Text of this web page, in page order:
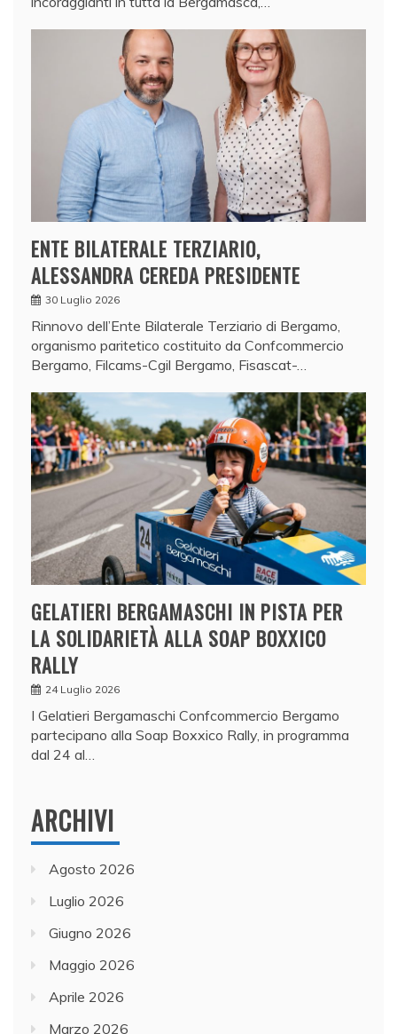
ENTE BILATERALE TERZIARIO,
ALESSANDRA CEREDA PRESIDENTE
30 Luglio 2026
Rinnovo dell’Ente Bilaterale Terziario di Bergamo,
organismo paritetico costituito da Confcommercio
Bergamo, Filcams-Cgil Bergamo, Fisascat-…
GELATIERI BERGAMASCHI IN PISTA PER
LA SOLIDARIETÀ ALLA SOAP BOXXICO
RALLY
24 Luglio 2026
I Gelatieri Bergamaschi Confcommercio Bergamo
partecipano alla Soap Boxxico Rally, in programma
dal 24 al…
ARCHIVI
Agosto 2026
Luglio 2026
Giugno 2026
Maggio 2026
Aprile 2026
Marzo 2026